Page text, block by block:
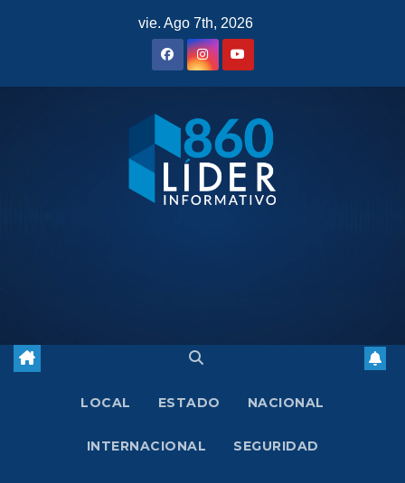
vie. Ago 7th, 2026
LOCAL ESTADO NACIONAL
INTERNACIONAL SEGURIDAD